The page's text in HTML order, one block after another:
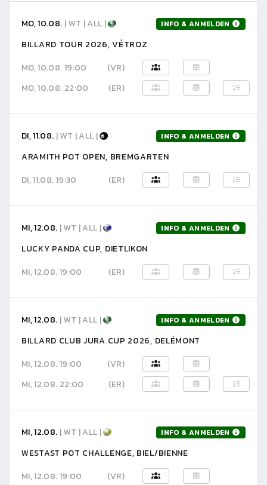
MO, 10.08. | WT | ALL | INFO & ANMELDEN
BILLARD TOUR 2026, VÉTROZ
MO, 10.08. 19:00
(VR)
MO, 10.08. 22:00
(ER)
DI, 11.08. | WT | ALL | INFO & ANMELDEN
ARAMITH POT OPEN, BREMGARTEN
DI, 11.08. 19:30
(ER)
MI, 12.08. | WT | ALL | INFO & ANMELDEN
LUCKY PANDA CUP, DIETLIKON
MI, 12.08. 19:00
(ER)
MI, 12.08. | WT | ALL | INFO & ANMELDEN
BILLARD CLUB JURA CUP 2026, DELÉMONT
MI, 12.08. 19:00
(VR)
MI, 12.08. 22:00
(ER)
MI, 12.08. | WT | ALL | INFO & ANMELDEN
WESTAST POT CHALLENGE, BIEL/BIENNE
MI, 12.08. 19:00
(VR)